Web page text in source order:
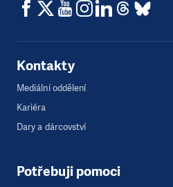
Kontakty
Mediální oddělení
Kariéra
Dary a dárcovství
Potřebuji pomoci